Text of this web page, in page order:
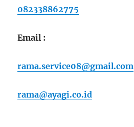
082338862775
Email :
rama.service08@gmail.com
rama@ayagi.co.id